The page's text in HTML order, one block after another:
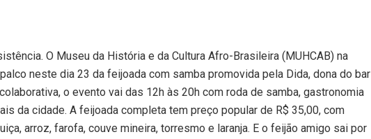
O Museu da História e da Cultura Afro-Brasileira (MUHCAB) na
neste dia 23 da feijoada com samba promovida pela Dida, dona do bar
o evento vai das 12h às 20h com roda de samba, gastronomia
da cidade. A feijoada completa tem preço popular de R$ 35,00, com
arroz, farofa, couve mineira, torresmo e laranja. E o feijão amigo sai por